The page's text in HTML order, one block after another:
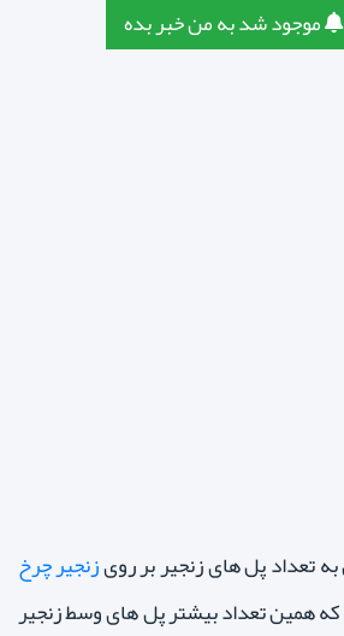
موجود شد به من خبر بده
زنجیر چرخ
همین تعداد بیشتر پل های وسط زنجیر